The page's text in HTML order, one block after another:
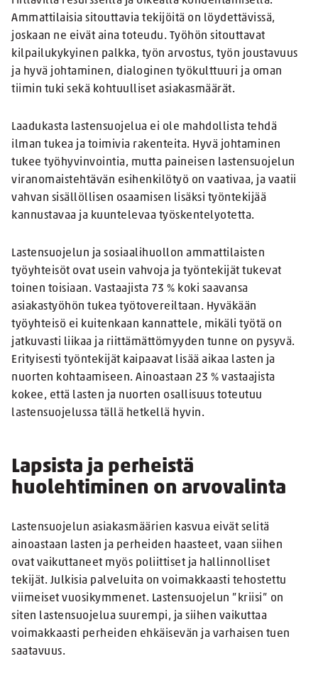
Ammattilaisia sitouttavia tekijöitä on löydettävissä,
joskaan ne eivät aina toteudu. Työhön sitouttavat
kilpailukykyinen palkka, työn arvostus, työn joustavuus
ja hyvä johtaminen, dialoginen työkulttuuri ja oman
tiimin tuki sekä kohtuulliset asiakasmäärät.
Laadukasta lastensuojelua ei ole mahdollista tehdä
ilman tukea ja toimivia rakenteita. Hyvä johtaminen
tukee työhyvinvointia, mutta paineisen lastensuojelun
viranomaistehtävän esihenkilötyö on vaativaa, ja vaatii
vahvan sisällöllisen osaamisen lisäksi työntekijää
kannustavaa ja kuuntelevaa työskentelyotetta.
Lastensuojelun ja sosiaalihuollon ammattilaisten
työyhteisöt ovat usein vahvoja ja työntekijät tukevat
toinen toisiaan. Vastaajista 73 % koki saavansa
asiakastyöhön tukea työtovereiltaan. Hyväkään
työyhteisö ei kuitenkaan kannattele, mikäli työtä on
jatkuvasti liikaa ja riittämättömyyden tunne on pysyvä.
Erityisesti työntekijät kaipaavat lisää aikaa lasten ja
nuorten kohtaamiseen. Ainoastaan 23 % vastaajista
kokee, että lasten ja nuorten osallisuus toteutuu
lastensuojelussa tällä hetkellä hyvin.
Lapsista ja perheistä
huolehtiminen on arvovalinta
Lastensuojelun asiakasmäärien kasvua eivät selitä
ainoastaan lasten ja perheiden haasteet, vaan siihen
ovat vaikuttaneet myös poliittiset ja hallinnolliset
tekijät. Julkisia palveluita on voimakkaasti tehostettu
viimeiset vuosikymmenet. Lastensuojelun ”kriisi” on
siten lastensuojelua suurempi, ja siihen vaikuttaa
voimakkaasti perheiden ehkäisevän ja varhaisen tuen
saatavuus.